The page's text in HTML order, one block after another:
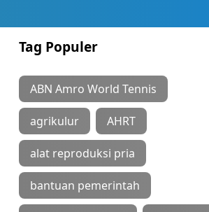
Tag Populer
ABN Amro World Tennis
agrikulur AHRT
alat reproduksi pria
bantuan pemerintah